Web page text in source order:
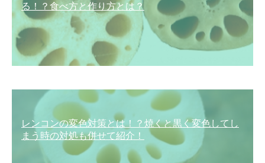
る！？食べ方と作り方とは？
レンコンの変色対策とは！？焼くと黒く変色してし
まう時の対処も併せて紹介！